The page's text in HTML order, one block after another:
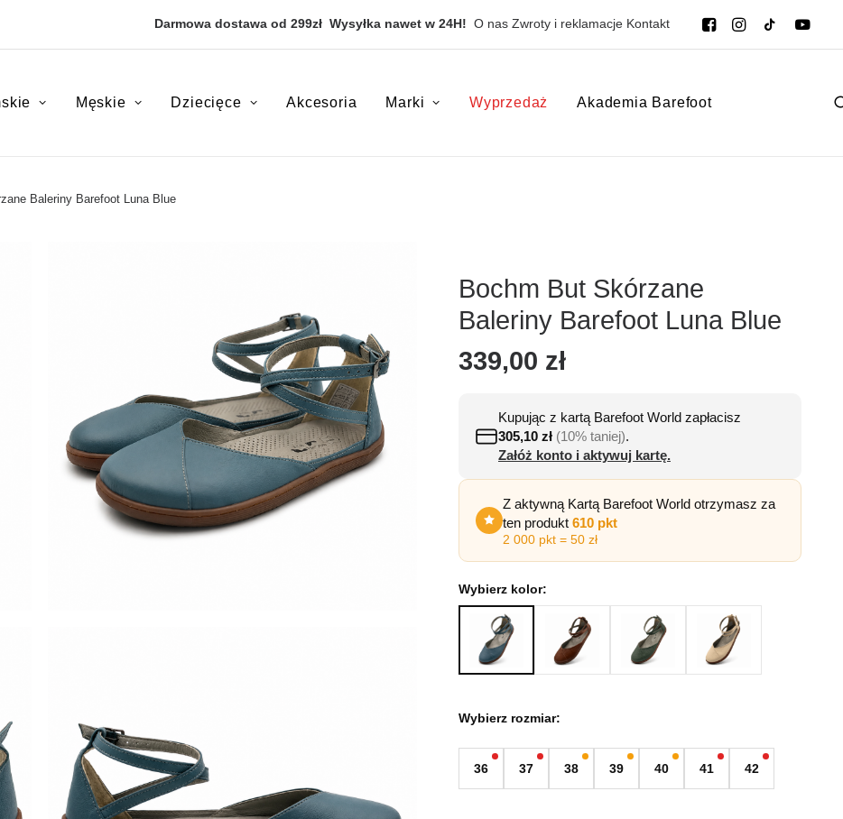
Darmowa dostawa od 299zł Wysyłka nawet w 24H! O nas Zwroty i reklamacje Kontakt
Męskie Dziecięce Akcesoria Marki Wyprzedaż Akademia Barefoot
Baleriny Barefoot Luna Blue
Bochm But Skórzane
Baleriny Barefoot Luna Blue
339,00 zł
Kupując z kartą Barefoot World zapłacisz
305,10 zł (10% taniej).
Załóż konto i aktywuj kartę.
Z aktywną Kartą Barefoot World otrzymasz za
ten produkt 610 pkt
2 000 pkt = 50 zł
Wybierz kolor:
Wybierz rozmiar:
36 37 38 39 40 41 42